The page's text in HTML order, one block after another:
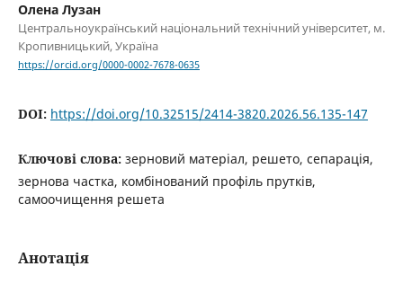
Олена Лузан
Центральноукраїнський національний технічний університет, м.
Кропивницький, Україна
https://orcid.org/0000-0002-7678-0635
DOI: https://doi.org/10.32515/2414-3820.2026.56.135-147
Ключові слова: зерновий матеріал, решето, сепарація,
зернова частка, комбінований профіль прутків,
самоочищення решета
Анотація